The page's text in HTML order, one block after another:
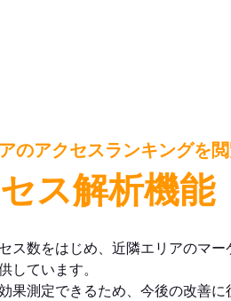
のアクセスランキングを
ス解析機能
ス数をはじめ、近隣エリアのマ
しています。
果測定できるため、今後の改善に